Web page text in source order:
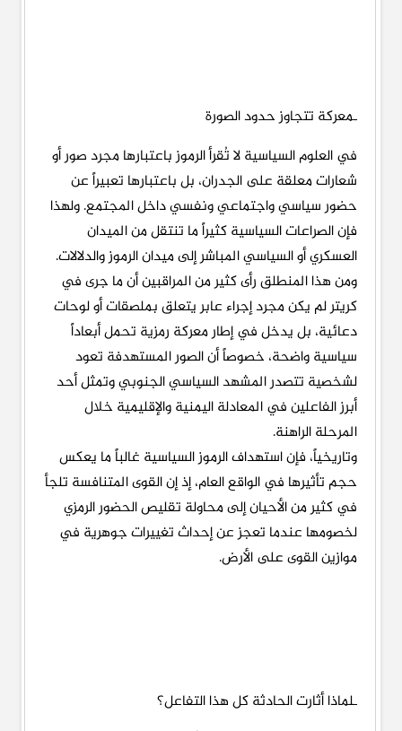
ـمعركة تتجاوز حدود الصورة
في العلوم السياسية لا تُقرأ الرموز باعتبارها مجرد صور أو
شعارات معلقة على الجدران، بل باعتبارها تعبيراً عن
حضور سياسي واجتماعي ونفسي داخل المجتمع. ولهذا
فإن الصراعات السياسية كثيراً ما تنتقل من الميدان
العسكري أو السياسي المباشر إلى ميدان الرموز والدلالات.
ومن هذا المنطلق رأى كثير من المراقبين أن ما جرى في
كريتر لم يكن مجرد إجراء عابر يتعلق بملصقات أو لوحات
دعائية، بل يدخل في إطار معركة رمزية تحمل أبعاداً
سياسية واضحة، خصوصاً أن الصور المستهدفة تعود
لشخصية تتصدر المشهد السياسي الجنوبي وتمثل أحد
أبرز الفاعلين في المعادلة اليمنية والإقليمية خلال
المرحلة الراهنة.
وتاريخياً، فإن استهداف الرموز السياسية غالباً ما يعكس
حجم تأثيرها في الواقع العام، إذ إن القوى المتنافسة تلجأ
في كثير من الأحيان إلى محاولة تقليص الحضور الرمزي
لخصومها عندما تعجز عن إحداث تغييرات جوهرية في
موازين القوى على الأرض.
ـلماذا أثارت الحادثة كل هذا التفاعل؟